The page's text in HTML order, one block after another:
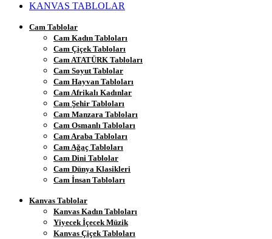
KANVAS TABLOLAR
Cam Tablolar
Cam Kadın Tabloları
Cam Çiçek Tabloları
Cam ATATÜRK Tabloları
Cam Soyut Tablolar
Cam Hayvan Tabloları
Cam Afrikalı Kadınlar
Cam Şehir Tabloları
Cam Manzara Tabloları
Cam Osmanlı Tabloları
Cam Araba Tabloları
Cam Ağaç Tabloları
Cam Dini Tablolar
Cam Dünya Klasikleri
Cam İnsan Tabloları
Kanvas Tablolar
Kanvas Kadın Tabloları
Yiyecek İçecek Müzik
Kanvas Çiçek Tabloları